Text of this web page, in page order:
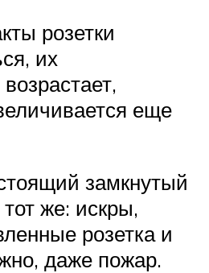
розетки
их
еще
замкнутый
тот же: искры,
розетка и
даже пожар.